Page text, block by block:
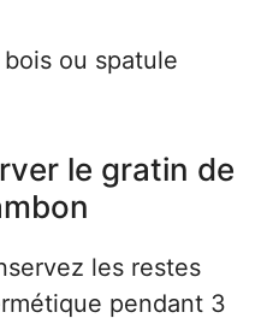
ou spatule
le gratin de
les restes
pendant 3